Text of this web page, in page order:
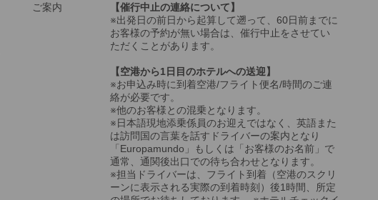
ご案内
【催行中止の連絡について】
※出発日の前日から起算して遡って、60日前までに
お客様の予約が無い場合は、催行中止をさせてい
ただくことがあります。
【空港から1日目のホテルへの送迎】
※お申込み時に到着空港/フライト便名/時間のご連
絡が必要です。
※他のお客様との混乗となります。
※日本語現地添乗係員のお迎えではなく、英語また
は訪問国の言葉を話すドライバーの案内となり
「Europamundo」もしくは「お客様のお名前」で
通常、通関後出口での待ち合わせとなります。
※担当ドライバーは、フライト到着（空港のスクリ
ーンに表示される実際の到着時刻）後1時間、所定